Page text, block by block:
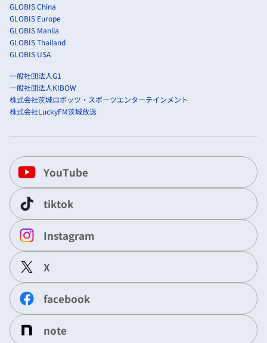
GLOBIS China
GLOBIS Europe
GLOBIS Manila
GLOBIS Thailand
GLOBIS USA
一般社団法人G1
一般社団法人KIBOW
株式会社茨城ロボッツ・スポーツエンターテインメント
株式会社LuckyFM茨城放送
YouTube
tiktok
Instagram
X
facebook
note